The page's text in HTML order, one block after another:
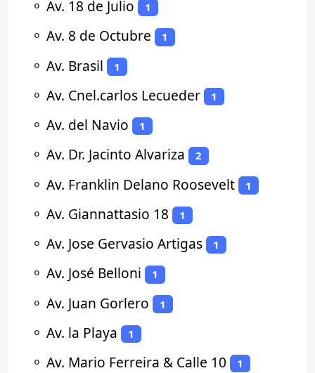
⚬ Av. 18 de Julio 1
⚬ Av. 8 de Octubre 1
⚬ Av. Brasil 1
⚬ Av. Cnel.carlos Lecueder 1
⚬ Av. del Navio 1
⚬ Av. Dr. Jacinto Alvariza 2
⚬ Av. Franklin Delano Roosevelt 1
⚬ Av. Giannattasio 18 1
⚬ Av. Jose Gervasio Artigas 1
⚬ Av. José Belloni 1
⚬ Av. Juan Gorlero 1
⚬ Av. la Playa 1
⚬ Av. Mario Ferreira & Calle 10 1